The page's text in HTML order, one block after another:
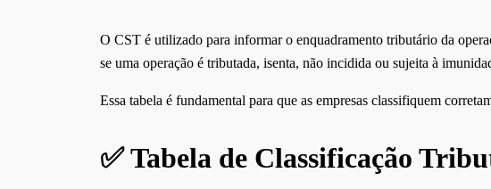
O CST é utilizado para informar o enquadramento tributário da
se uma operação é tributada, isenta, não incidida ou sujeita à
Essa tabela é fundamental para que as empresas classifiquem
✅ Tabela de Classificação